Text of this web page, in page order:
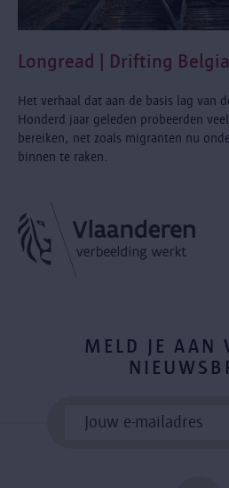
Longread | Drifting
Het verhaal dat aan de basis lag van
Honderd jaar geleden probeerden
bereiken, net zoals migranten nu
binnen te raken.
MELD JE AAN